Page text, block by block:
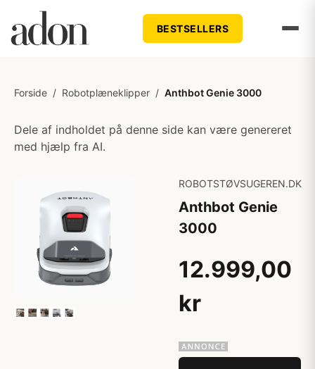
BESTSELLERS
Forside / Robotplæneklipper / Anthbot Genie 3000
Dele af indholdet på denne side kan være genereret
med hjælp fra AI.
ROBOTSTØVSUGEREN.DK
Anthbot Genie
3000
12.999,00
kr